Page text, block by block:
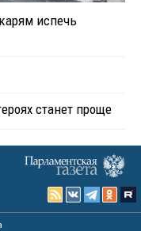
испечь
станет проще